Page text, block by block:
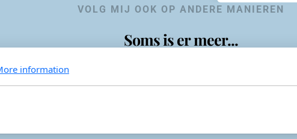
VOLG MIJ OOK OP ANDERE MANIEREN
Soms is er meer...
information